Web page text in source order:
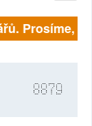
Prosíme,
8879